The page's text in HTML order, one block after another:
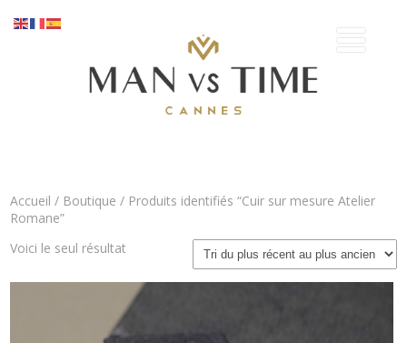
Accueil / Boutique / Produits identifiés “Cuir sur mesure Atelier
Romane”
Voici le seul résultat